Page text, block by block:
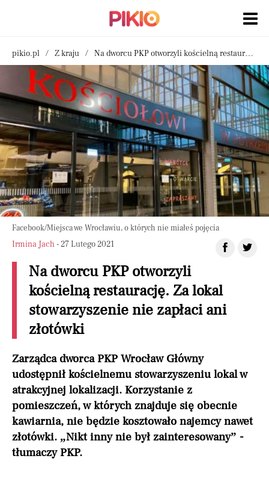
pikio.pl Z kraju Na dworcu PKP otworzyli kościelną restaurację. Za lokal stowarzyszenie nie zapłaci ani złotówki
Facebook/Miejsca we Wrocławiu, o których nie miałeś pojęcia
Irmina Jach- 27 Lutego 2021
Na dworcu PKP otworzyli
kościelną restaurację. Za lokal
stowarzyszenie nie zapłaci ani
złotówki
Zarządca dworca PKP Wrocław Główny
udostępnił kościelnemu stowarzyszeniu lokal w
atrakcyjnej lokalizacji. Korzystanie z
pomieszczeń, w których znajduje się obecnie
kawiarnia, nie będzie kosztowało najemcy nawet
złotówki. „Nikt inny nie był zainteresowany” -
tłumaczy PKP.